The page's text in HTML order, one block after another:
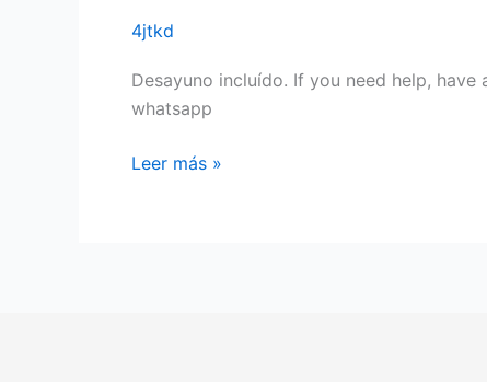
4jtkd
Desayuno incluído. If you need help,
whatsapp
Leer más »